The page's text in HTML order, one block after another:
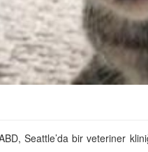
Seattle’da bir veteriner
Evde Beslenebilecek
Küçük Kedi Cinsi
22.05.2020
Yavru Kedilerde Pire